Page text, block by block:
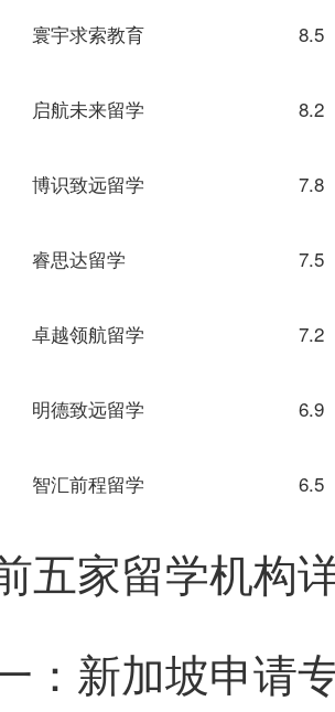
寰宇求索教育 8.5
启航未来留学 8.2
博识致远留学 7.8
睿思达留学 7.5
卓越领航留学 7.2
明德致远留学 6.9
智汇前程留学 6.5
五家留学机构
：新加坡申请